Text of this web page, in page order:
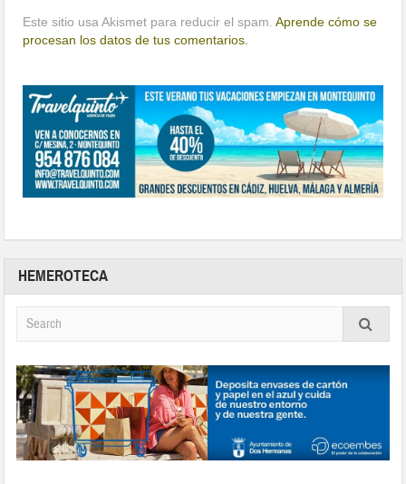
Este sitio usa Akismet para reducir el spam.Aprende cómo se
procesan los datos de tus comentarios.
HEMEROTECA